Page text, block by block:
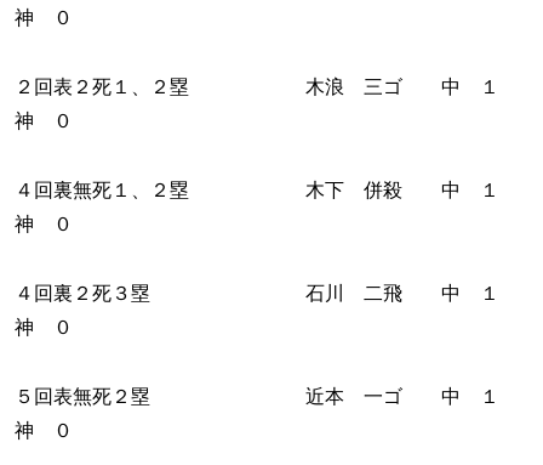
神 ０
２回表２死１、２塁 木浪 三ゴ 中 １
神 ０
４回裏無死１、２塁 木下 併殺 中 １
神 ０
４回裏２死３塁 石川 二飛 中 １
神 ０
５回表無死２塁 近本 一ゴ 中 １
神 ０